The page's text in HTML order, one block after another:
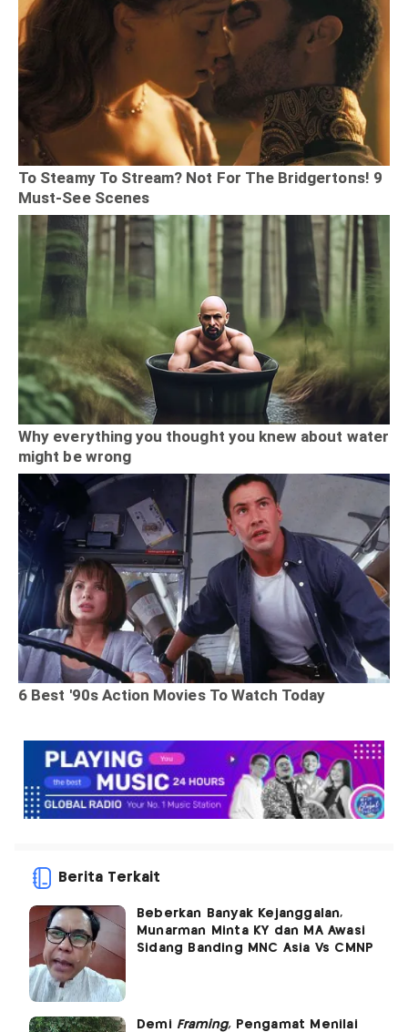
Berita Terkait
Beberkan Banyak Kejanggalan,
Munarman Minta KY dan MA Awasi
Sidang Banding MNC Asia Vs CMNP
Demi Framing,Pengamat Menilai